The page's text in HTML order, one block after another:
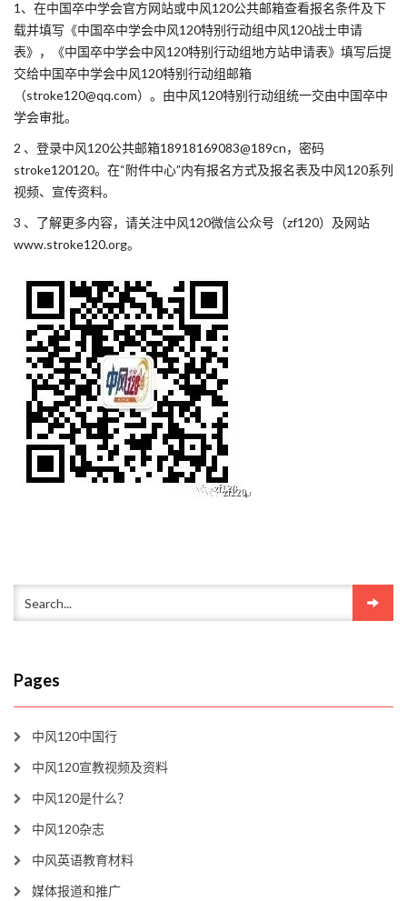
1、在中国卒中学会官方网站或中风120公共邮箱查看报名条件及下
载并填写《中国卒中学会中风120特别行动组中风120战士申请
表》，《中国卒中学会中风120特别行动组地方站申请表》填写后提
交给中国卒中学会中风120特别行动组邮箱
（stroke120@qq.com）。由中风120特别行动组统一交由中国卒中
学会审批。
2 、登录中风120公共邮箱18918169083@189cn，密码
stroke120120。在“附件中心”内有报名方式及报名表及中风120系列
视频、宣传资料。
3 、了解更多内容，请关注中风120微信公众号（zf120）及网站
www.stroke120.org。
Pages
中风120中国行
中风120宣教视频及资料
中风120是什么？
中风120杂志
中风英语教育材料
媒体报道和推广